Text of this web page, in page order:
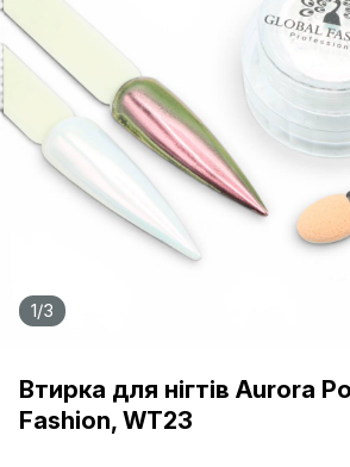
1/3
Втирка для нігтів Aurora
Fashion, WT23